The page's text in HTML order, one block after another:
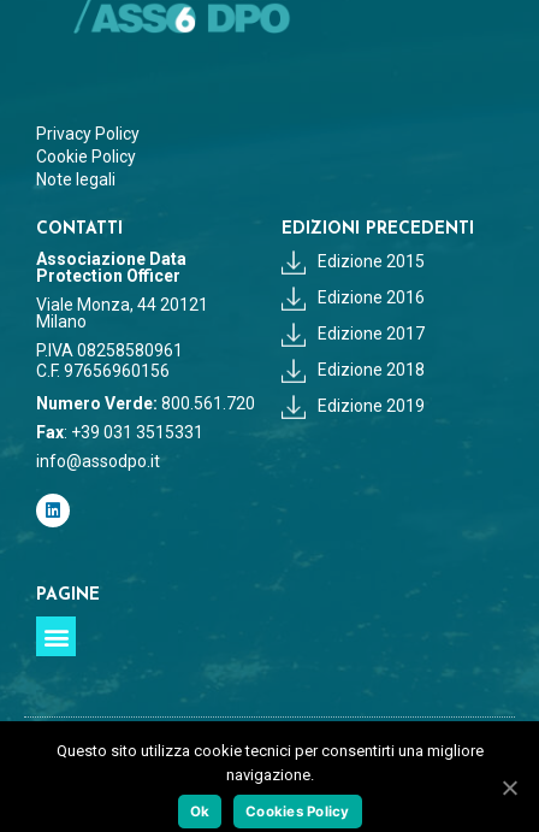
Privacy Policy
Cookie Policy
Note legali
CONTATTI
Associazione Data
Protection Officer
Viale Monza, 44 20121
Milano
P.IVA 08258580961
C.F. 97656960156
Numero Verde: 800.561.720
Fax: +39 031 3515331
info@assodpo.it
EDIZIONI PRECEDENTI
Edizione 2015
Edizione 2016
Edizione 2017
Edizione 2018
Edizione 2019
PAGINE
©Copyright 2026 | All Rights Reserved | ASSODPO
Questo sito utilizza cookie tecnici per consentirti una migliore
navigazione.
Ok Cookies Policy